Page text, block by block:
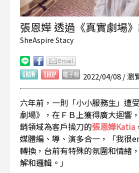
張恩嬅 透過《真實劇場
SheAspire Stacy
2022/04/08 / 瀏
六年前，一則「小小服務生」遭
劇場》，在ＦＢ上獲得廣大迴響
銷領域為客戶操刀的張恩嬅Katia
媒體編、導、演多合一，「我很
轉換，台前有特殊的氛圍和情緒
解和邏輯。」